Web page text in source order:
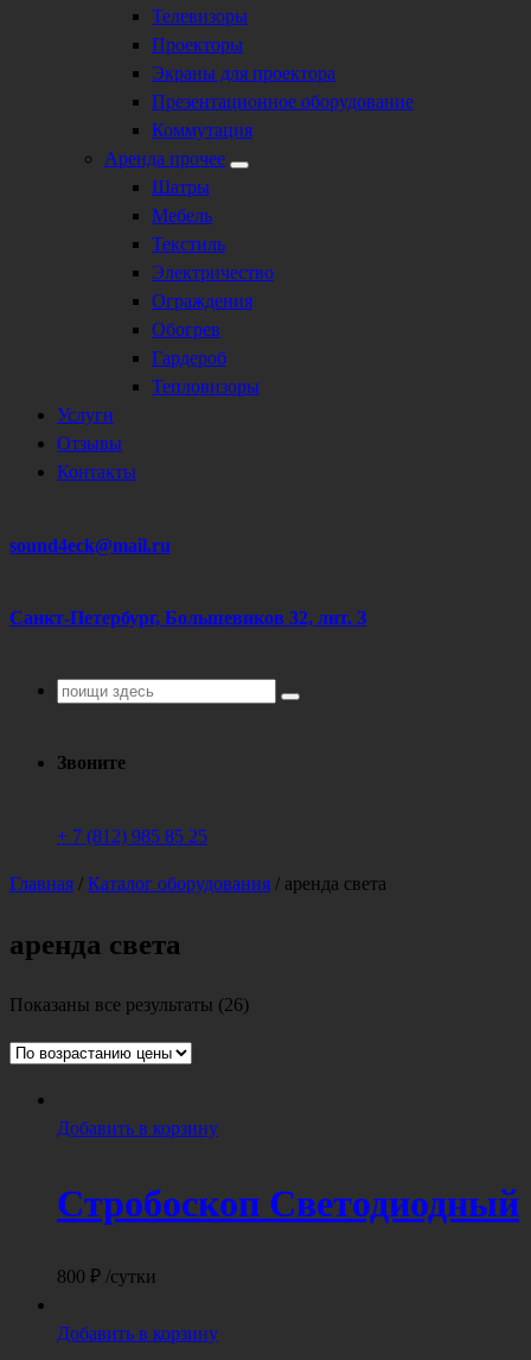
Телевизоры
Проекторы
Экраны для проектора
Презентационное оборудование
Коммутация
Аренда прочее
Шатры
Мебель
Текстиль
Электричество
Ограждения
Обогрев
Гардероб
Тепловизоры
Услуги
Отзывы
Контакты
sound4eck@mail.ru
Санкт-Петербург, Большевиков 32, лит. З
Поиск
Звоните
+ 7 (812) 985 85 25
Главная / Каталог оборудования / аренда света
аренда света
Показаны все результаты (26)Цены:
Добавить в корзину
Стробоскоп Светодиодный
800 ₽ /сутки
Добавить в корзину